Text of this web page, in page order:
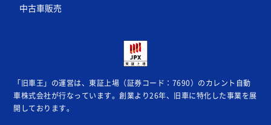
中古車販売
「旧車王」の運営は、東証上場（証券コード：7690）のカレント自動
車株式会社が行なっています。創業より26年、旧車に特化した事業を展
開しております。